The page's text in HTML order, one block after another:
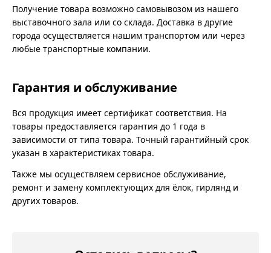
Получение товара возможно самовывозом из нашего
выставочного зала или со склада. Доставка в другие
города осуществляется нашим транспортом или через
любые транспортные компании.
Гарантия и обслуживание
Вся продукция имеет сертификат соответствия. На
товары предоставляется гарантия до 1 года в
зависимости от типа товара. Точный гарантийный срок
указан в характеристиках товара.
Также мы осуществляем сервисное обслуживание,
ремонт и замену комплектующих для ёлок, гирлянд и
других товаров.